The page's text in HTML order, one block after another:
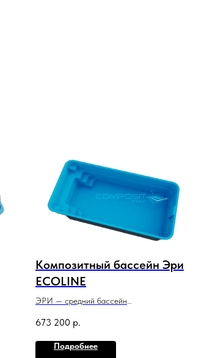
Композитный бассейн Эри
ECOLINE
ЭРИ — средний бассейн
который оптимально подойдет для
небольшого участка.
6 м x 3 м x 1,5 м
673 200 р.
Подробнее